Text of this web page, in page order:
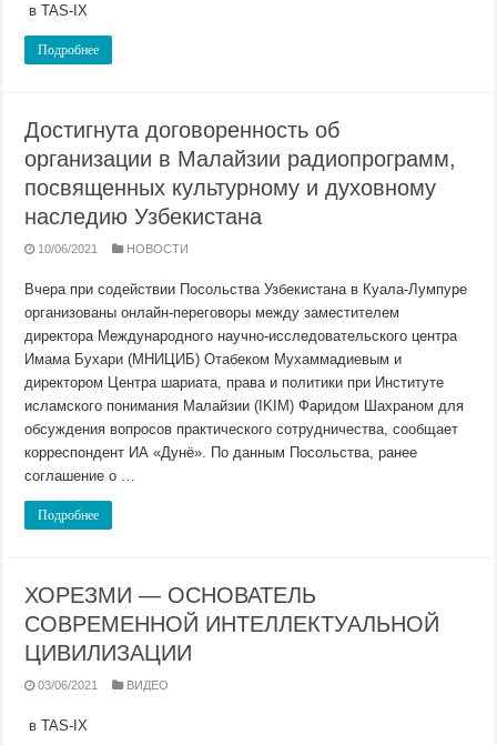
в TAS-IX
Подробнее
Достигнута договоренность об
организации в Малайзии радиопрограмм,
посвященных культурному и духовному
наследию Узбекистана
10/06/2021 НОВОСТИ
Вчера при содействии Посольства Узбекистана в Куала-Лумпуре
организованы онлайн-переговоры между заместителем
директора Международного научно-исследовательского центра
Имама Бухари (МНИЦИБ) Отабеком Мухаммадиевым и
директором Центра шариата, права и политики при Институте
исламского понимания Малайзии (IKIM) Фаридом Шахраном для
обсуждения вопросов практического сотрудничества, сообщает
корреспондент ИА «Дунё». По данным Посольства, ранее
соглашение о …
Подробнее
ХОРЕЗМИ — ОСНОВАТЕЛЬ
СОВРЕМЕННОЙ ИНТЕЛЛЕКТУАЛЬНОЙ
ЦИВИЛИЗАЦИИ
03/06/2021 ВИДЕО
в TAS-IX